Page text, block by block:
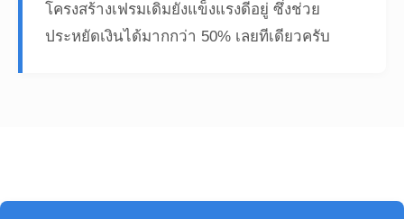
โครงสร้างเฟรมเดิมยังแข็งแรงดีอยู่ ซึ่งช่วย
ประหยัดเงินได้มากกว่า 50% เลยทีเดียวครับ